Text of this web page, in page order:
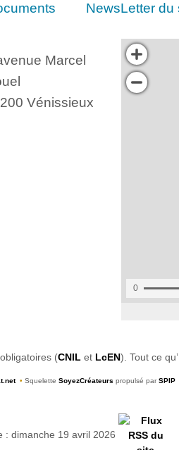
NewsLetter du
Marcel
Vénissieux
(CNIL et LcEN). Tout ce qu’
• Squelette SoyezCréateurs propulsé par SPIP
: dimanche 19 avril 2026